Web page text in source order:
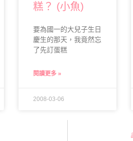
糕？ (小魚)
要為國一的大兒子生日
慶生的那天，我竟然忘
了先訂蛋糕
閱讀更多 »
2008-03-06